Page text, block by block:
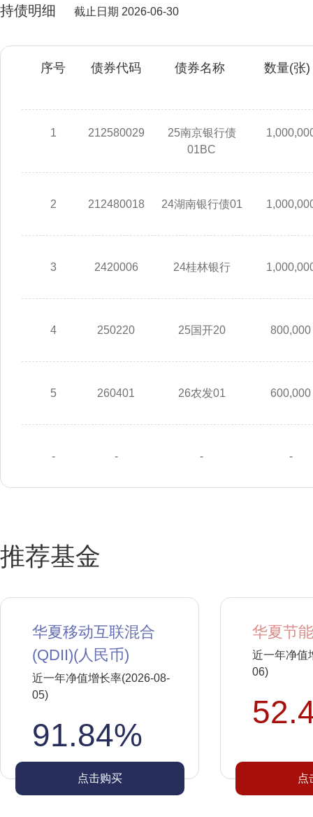
持债明细 截止日期 2026-06-30
序号 债券代码 债券名称 数量(张)
1 212580029
25南京银行债
01BC
2 212480018 24湖南银行债01
3 2420006 24桂林银行
4 250220 25国开20 800,000
5 260401 26农发01 600,000
- - - -
推荐基金
华夏移动互联混合
(QDII)(人民币)
近一年净值增长率(2026-08-
05)
91.84%
点击购买
华夏节
近一年净值
06)
点